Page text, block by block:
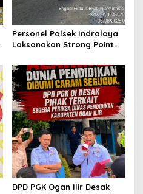
Personel Polsek Indralaya
Laksanakan Strong Point
Lalu Lintas Saat Jam
Masuk Sekolah
DPD PGK Ogan Ilir Desak